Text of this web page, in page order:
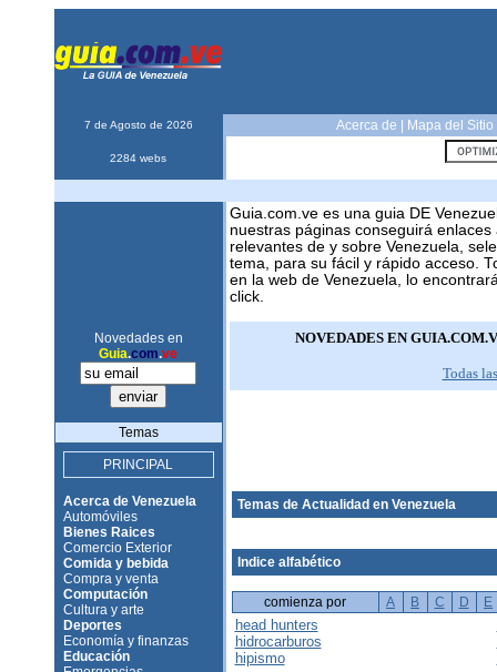
7 de Agosto de 2026 Acerca de Mapa del Sitio
2284 webs
Novedades en
Guia.com.ve
Temas
PRINCIPAL
Acerca de Venezuela
Automóviles
Bienes Raices
Comercio Exterior
Comida y bebida
Compra y venta
Computación
Cultura y arte
Deportes
Economía y finanzas
Educación
Guia.com.ve es una guia DE
nuestras páginas conseguirá enlaces
relevantes de y sobre Venezuela,
tema, para su fácil y rápido acceso.
en la web de Venezuela, lo
click.
NOVEDADES EN
Todas
Temas de Actualidad en Venezuela
Indice alfabético
comienza por A B C D E
head hunters
hidrocarburos
hipismo